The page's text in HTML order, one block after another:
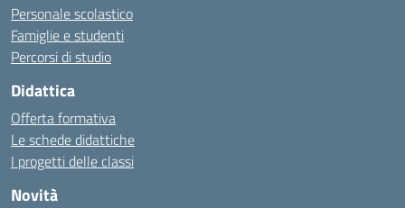
Personale scolastico
Famiglie e studenti
Percorsi di studio
Didattica
Offerta formativa
Le schede didattiche
I progetti delle classi
Novità